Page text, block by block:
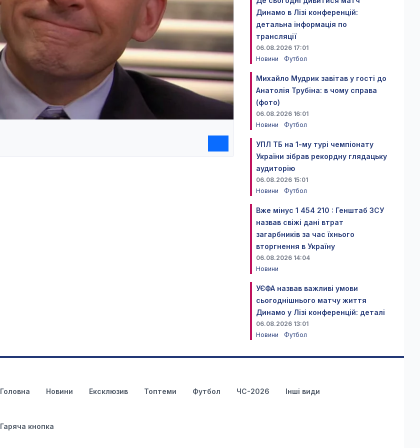
Динамо в Лізі конференцій:
детальна інформація по
трансляції
06.08.2026 17:01
Новини
Футбол
Михайло Мудрик завітав у гості до
Анатолія Трубіна: в чому справа
(фото)
06.08.2026 16:01
Новини
Футбол
УПЛ ТБ на 1-му турі чемпіонату
України зібрав рекордну глядацьку
аудиторію
06.08.2026 15:01
Новини
Футбол
Вже мінус 1 454 210 : Генштаб ЗСУ
назвав свіжі дані втрат
загарбників за час їхнього
вторгнення в Україну
06.08.2026 14:04
Новини
УЄФА назвав важливі умови
сьогоднішнього матчу життя
Динамо у Лізі конференцій: деталі
06.08.2026 13:01
Новини
Футбол
Головна Новини Ексклюзив Топтеми Футбол ЧС-2026 Інші види
Гаряча кнопка